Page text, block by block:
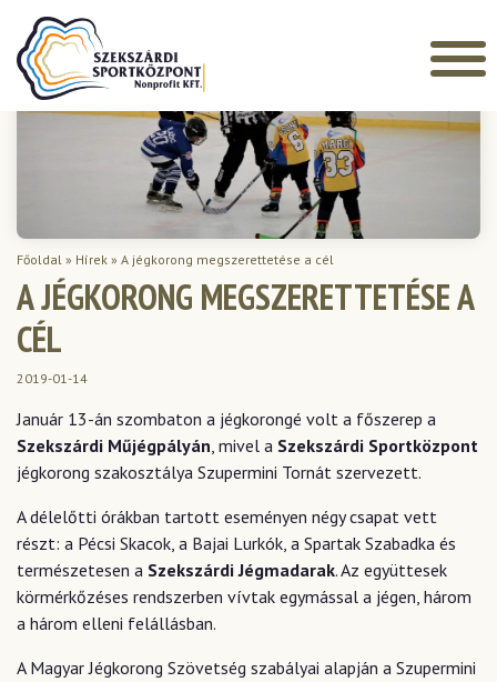
Főoldal » Hírek » A jégkorong megszerettetése a cél
A JÉGKORONG MEGSZERETTETÉSE A
CÉL
2019-01-14
Január 13-án szombaton a jégkorongé volt a főszerep a
Szekszárdi Műjégpályán, mivel a Szekszárdi Sportközpont
jégkorong szakosztálya Szupermini Tornát szervezett.
A délelőtti órákban tartott eseményen négy csapat vett
részt: a Pécsi Skacok, a Bajai Lurkók, a Spartak Szabadka és
természetesen a Szekszárdi Jégmadarak. Az együttesek
körmérkőzéses rendszerben vívtak egymással a jégen, három
a három elleni felállásban.
A Magyar Jégkorong Szövetség szabályai alapján a Szupermini